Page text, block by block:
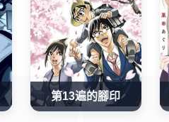
第13遍的腳印